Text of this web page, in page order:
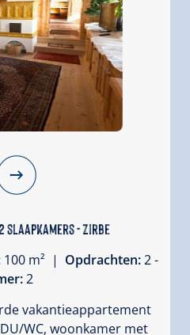
slaapkamers - Zirbe
100 m² | Opdrachten:2 -
2
vakantieappartement
WC, woonkamer met